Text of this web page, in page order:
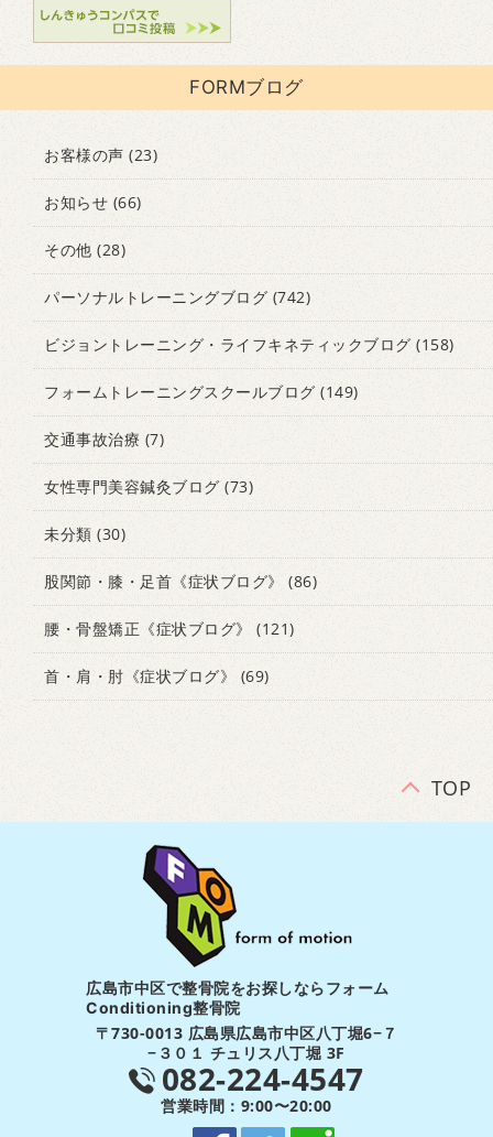
FORMブログ
お客様の声 (23)
お知らせ (66)
その他 (28)
パーソナルトレーニングブログ (742)
ビジョントレーニング・ライフキネティックブログ (158)
フォームトレーニングスクールブログ(149)
交通事故治療 (7)
女性専門美容鍼灸ブログ(73)
未分類 (30)
股関節・膝・足首《症状ブログ》 (86)
腰・骨盤矯正《症状ブログ》 (121)
首・肩・肘《症状ブログ》 (69)
TOP
広島市中区で整骨院をお探しならフォーム
Conditioning整骨院
〒730-0013 広島県広島市中区八丁堀6−７
−３０１ チュリス八丁堀 3F
082-224-4547
営業時間：9:00〜20:00